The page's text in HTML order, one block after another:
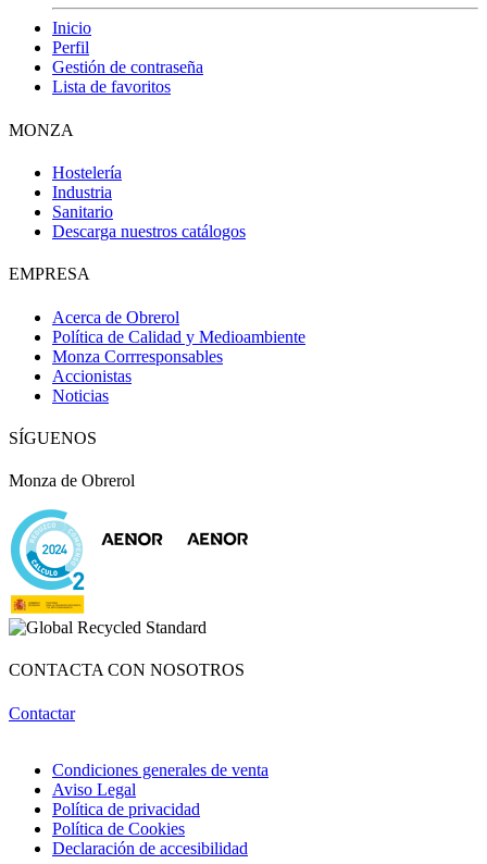
Inicio
Perfil
Gestión de contraseña
Lista de favoritos
MONZA
Hostelería
Industria
Sanitario
Descarga nuestros catálogos
EMPRESA
Acerca de Obrerol
Política de Calidad y Medioambiente
Monza Corrresponsables
Accionistas
Noticias
SÍGUENOS
Monza de Obrerol
CONTACTA CON NOSOTROS
Contactar
Condiciones generales de venta
Aviso Legal
Política de privacidad
Política de Cookies
Declaración de accesibilidad